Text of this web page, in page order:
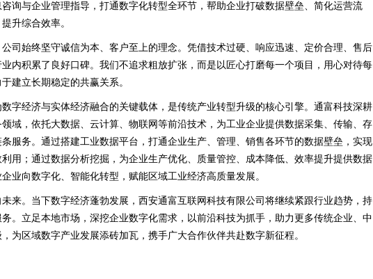
咨询与企业管理指导，打通数字化转型全环节，帮助企业打破数据壁垒、简化运营流
升综合效率。
司始终坚守诚信为本、客户至上的理念。凭借技术过硬、响应迅速、定价合理、售后
内积累了良好口碑。我们不追求粗放扩张，而是以匠心打磨每一个项目，用心对待每
建立长期稳定的共赢关系。
字经济与实体经济融合的关键载体，是传统产业转型升级的核心引擎。通富科技深耕
域，依托大数据、云计算、物联网等前沿技术，为工业企业提供数据采集、传输、存
服务。通过搭建工业数据平台，打通企业生产、管理、销售各环节的数据壁垒，实现
用；通过数据分析挖掘，为企业生产优化、质量管控、成本降低、效率提升提供数据
业向数字化、智能化转型，赋能区域工业经济高质量发展。
来。当下数字经济蓬勃发展，西安通富互联网科技有限公司将继续紧跟行业趋势，持
。立足本地市场，深挖企业数字化需求，以前沿科技为抓手，助力更多传统企业、中
为区域数字产业发展添砖加瓦，携手广大合作伙伴共赴数字新征程。